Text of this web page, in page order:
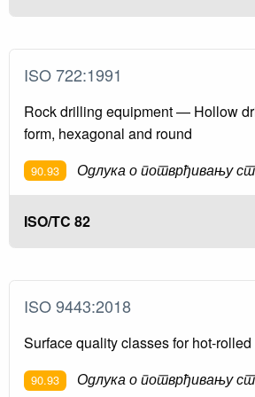
ISO 722:1991
Rock drilling equipment — Hollow
form, hexagonal and round
90.93 Одлука о потврђивању
ISO/TC 82
ISO 9443:2018
Surface quality classes for hot-
90.93 Одлука о потврђивању